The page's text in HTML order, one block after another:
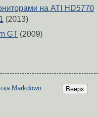
на ATI HD5770
(2013)
GT (2009)
Вверх
Markdown